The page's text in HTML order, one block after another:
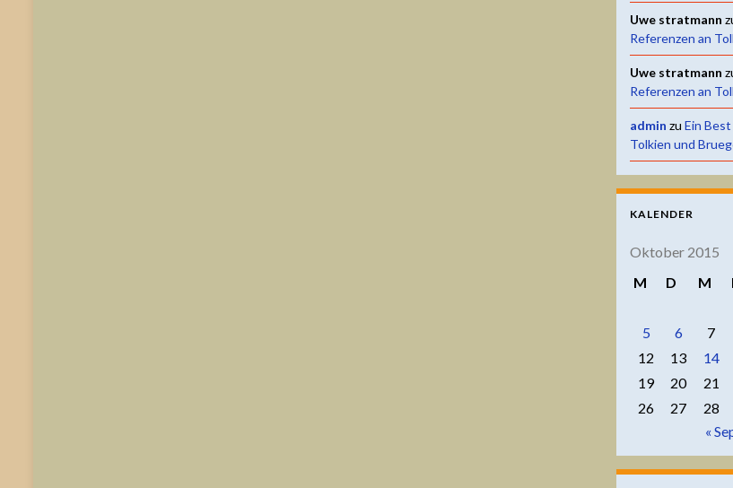
Uwe stratmann
Referenzen an
Uwe stratmann
Referenzen an
admin zu Ein
Tolkien und
KALENDER
Oktober 2015
M
D M
5
6 7
12
13 14
19
20 21
26
27 28
«